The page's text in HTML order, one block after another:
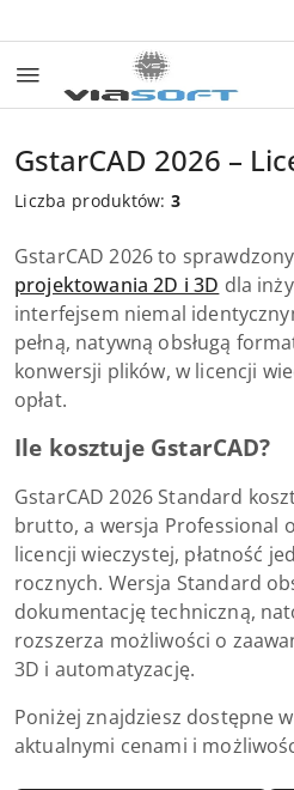
GstarCAD 2026 –
Liczba produktów:3
GstarCAD 2026 to
projektowania 2D i 3D dla
interfejsem niemal
pełną, natywną obsługą
konwersji plików, w licencji
opłat.
Ile kosztuje GstarCAD?
GstarCAD 2026 Standard
brutto, a wersja Professional
licencji wieczystej, płatność
rocznych. Wersja Standard
dokumentację techniczną,
rozszerza możliwości o
3D i automatyzację.
Poniżej znajdziesz dostępne
aktualnymi cenami i